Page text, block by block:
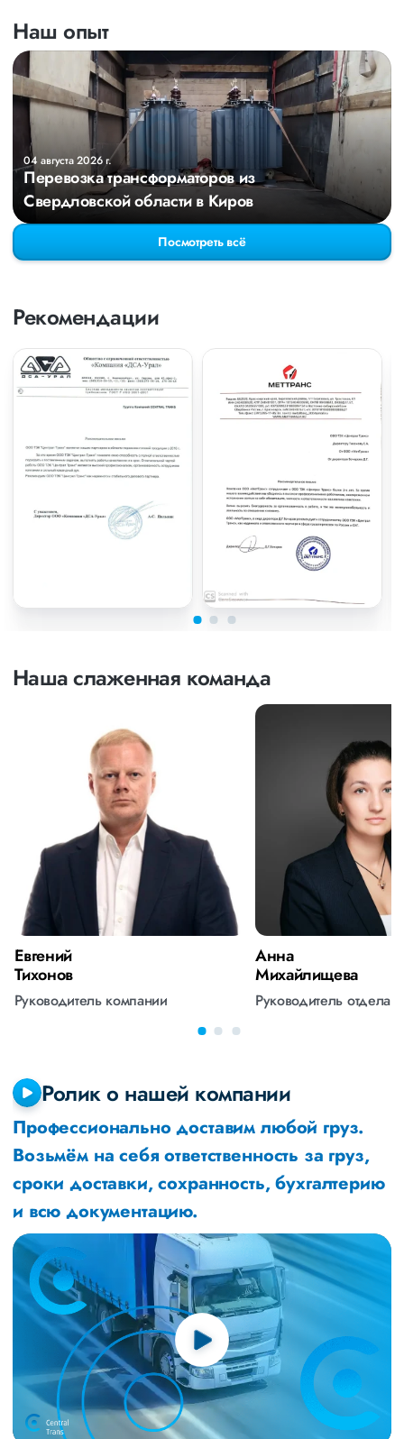
Наш опыт
04 августа 2026 г.
Перевозка трансформаторов из
Свердловской области в Киров
Посмотреть всё
Рекомендации
Наша слаженная команда
Евгений
Тихонов
Руководитель компании
Анна
Михайлищева
Руководитель отдела
Ролик о нашей компании
Профессионально доставим любой груз.
Возьмём на себя ответственность за груз,
сроки доставки, сохранность, бухгалтерию
и всю документацию.